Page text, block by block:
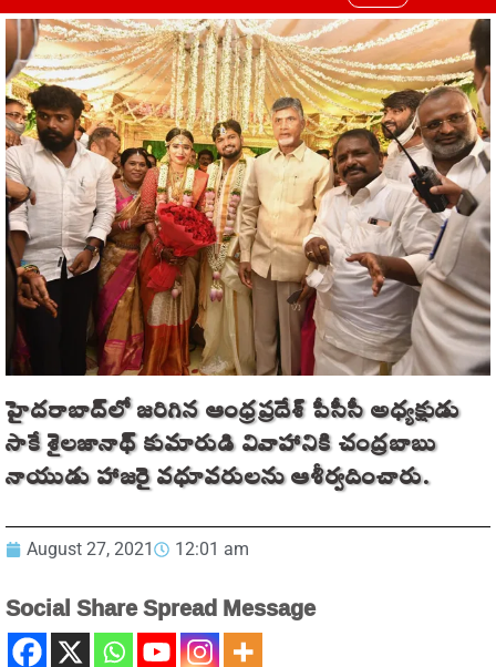
హైదరాబాద్‌లో జరిగిన ఆంధ్రప్రదేశ్‌ పీసీసీ అధ్యక్షుడు
సాకే శైలజానాథ్‌ కుమారుడి వివాహానికి చంద్రబాబు
నాయుడు హాజరై వధూవరులను ఆశీర్వదించారు.
August 27, 2021 12:01 am
Social Share Spread Message